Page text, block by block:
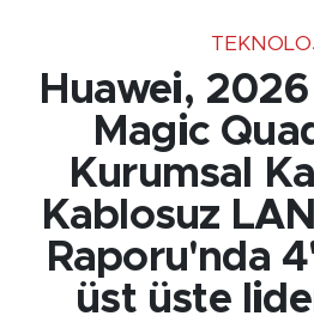
Huawei,
Magic
Kurumsal
Kablosuz
Raporu'nda
üst üste